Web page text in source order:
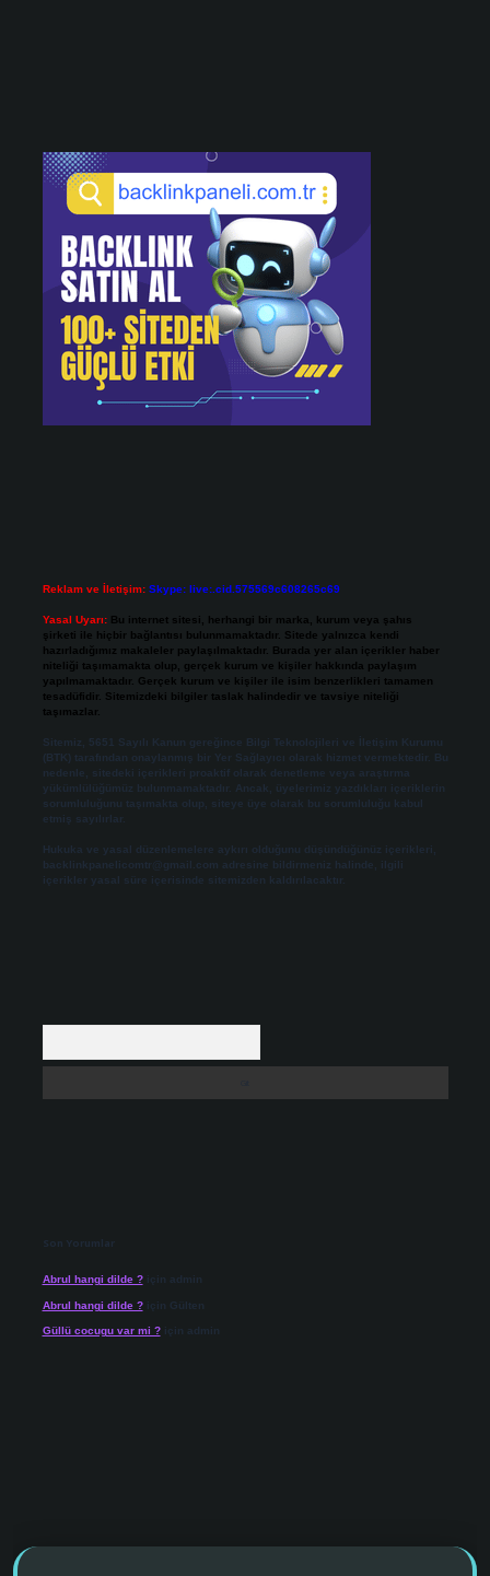
Reklam ve İletişim: Skype: live:.cid.575569c608265c69
Yasal Uyarı: Bu internet sitesi, herhangi bir marka, kurum veya şahıs
şirketi ile hiçbir bağlantısı bulunmamaktadır. Sitede yalnızca kendi
hazırladığımız makaleler paylaşılmaktadır. Burada yer alan içerikler haber
niteliği taşımamakta olup, gerçek kurum ve kişiler hakkında paylaşım
yapılmamaktadır. Gerçek kurum ve kişiler ile isim benzerlikleri tamamen
tesadüfidir. Sitemizdeki bilgiler taslak halindedir ve tavsiye niteliği
taşımazlar.
Sitemiz, 5651 Sayılı Kanun gereğince Bilgi Teknolojileri ve İletişim Kurumu
(BTK) tarafından onaylanmış bir Yer Sağlayıcı olarak hizmet vermektedir. Bu
nedenle, sitedeki içerikleri proaktif olarak denetleme veya araştırma
yükümlülüğümüz bulunmamaktadır. Ancak, üyelerimiz yazdıkları içeriklerin
sorumluluğunu taşımakta olup, siteye üye olarak bu sorumluluğu kabul
etmiş sayılırlar.
Hukuka ve yasal düzenlemelere aykırı olduğunu düşündüğünüz içerikleri,
backlinkpanelicomtr@gmail.com adresine bildirmeniz halinde, ilgili
içerikler yasal süre içerisinde sitemizden kaldırılacaktır.
Son Yorumlar
Abrul hangi dilde ?için admin
Abrul hangi dilde ?için Gülten
Güllü cocugu var mi ?için admin